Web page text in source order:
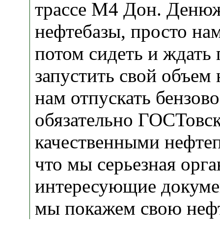
трассе М4 Дон.
нефтебазы, просто
потом сидеть и
запустить свой
нам отпускать
обязательно
качественными
что мы серьезная
интересующие
мы покажем свою